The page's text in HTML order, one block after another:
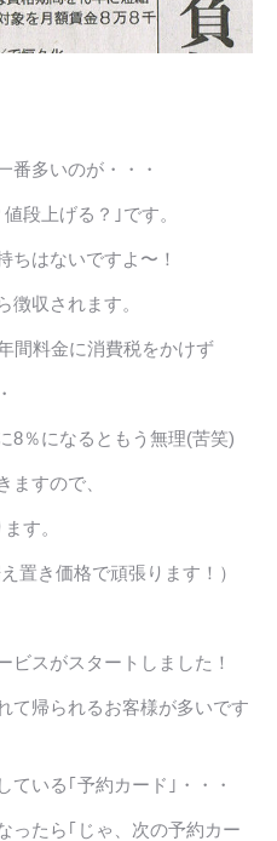
番多いのが・・・
段上げる？｣です。
ちはないですよ〜！
徴収されます。
間料金に消費税をかけず
8％になるともう無理(苦笑)
ますので、
す。
置き価格で頑張ります！）
ビスがスタートしました！
て帰られるお客様が多いです
ている｢予約カード｣・・・
ったら｢じゃ、次の予約カー